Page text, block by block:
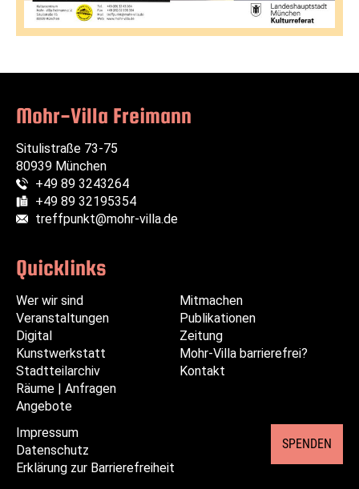
Mohr-Villa Freimann
Situlistraße 73-75
80939 München
Telefon:
+49 89 3243264
Fax:
+49 89 32195354
E-Mail:
treffpunkt@mohr-villa.de
Quicklinks
überspringen
Wer wir sind
Veranstaltungen
Digital
Kunstwerkstatt
Stadtteilarchiv
Räume | Anfragen
Angebote
überspringen
Mitmachen
Publikationen
Zeitung
Mohr-Villa barrierefrei?
Kontakt
Impressum
Datenschutz
Erklärung zur Barrierefreiheit
SPENDEN